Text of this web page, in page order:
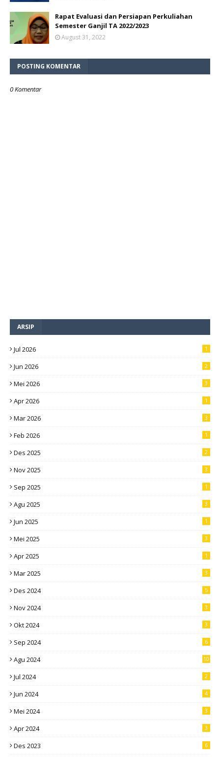
Rapat Evaluasi dan Persiapan Perkuliahan
Semester Ganjil TA 2022/2023
August 31, 2022
POSTING KOMENTAR
0 Komentar
ARSIP
Jul 2026 1
Jun 2026 2
Mei 2026 3
Apr 2026 1
Mar 2026 3
Feb 2026 1
Des 2025 2
Nov 2025 3
Sep 2025 1
Agu 2025 3
Jun 2025 1
Mei 2025 3
Apr 2025 1
Mar 2025 3
Des 2024 5
Nov 2024 3
Okt 2024 3
Sep 2024 6
Agu 2024 10
Jul 2024 2
Jun 2024 4
Mei 2024 3
Apr 2024 3
Des 2023 6